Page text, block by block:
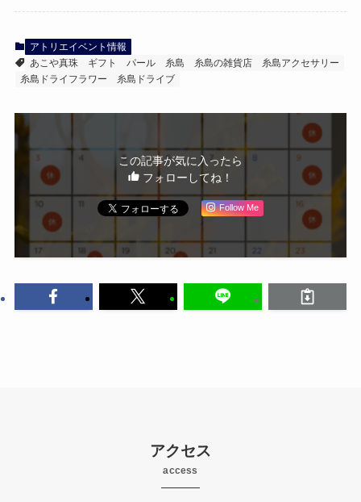
アトリエイベント情報
あこや真珠
ギフト パール 糸島 糸島の雑貨店
糸島アクセサリー
糸島ドライフラワー
糸島ドライブ
この記事が気に入ったら
フォローしてね！
Follow Me
アクセス
access